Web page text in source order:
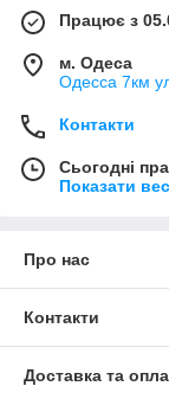
Працює з
м. Одеса
Одесса 7км
Контакти
Сьогодні
Показати
Про нас
Контакти
Доставка та